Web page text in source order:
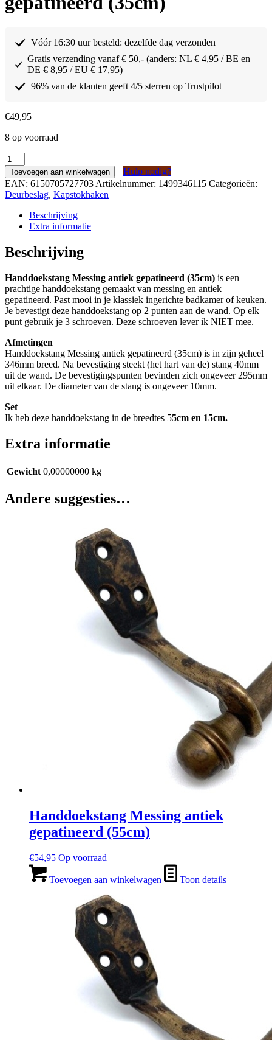
Vóór 16:30 uur besteld: dezelfde dag verzonden
Gratis verzending vanaf € 50,- (anders: NL € 4,95 / BE en
DE € 8,95 / EU € 17,95)
96% van de klanten geeft 4/5 sterren op Trustpilot
€49,95
8 op voorraad
Handdoekstang
Messing
antiek
gepatineerd
(35cm)
aantal
Toevoegen aan winkelwagen
Hulp nodig?
EAN: 6150705727703 Artikelnummer: 1499346115 Categorieën:
Deurbeslag, Kapstokhaken
Beschrijving
Extra informatie
Beschrijving
Handdoekstang Messing antiek gepatineerd (35cm) is een
prachtige handdoekstang gemaakt van messing en antiek
gepatineerd. Past mooi in je klassiek ingerichte badkamer of keuken.
Je bevestigt deze handdoekstang op 2 punten aan de wand. Op elk
punt gebruik je 3 schroeven. Deze schroeven lever ik NIET mee.
Afmetingen
Handdoekstang Messing antiek gepatineerd (35cm) is in zijn geheel
346mm breed. Na bevestiging steekt (het hart van de) stang 40mm
uit de wand. De bevestigingspunten bevinden zich ongeveer 295mm
uit elkaar. De diameter van de stang is ongeveer 10mm.
Set
Ik heb deze handdoekstang in de breedtes 55cm en 15cm.
Extra informatie
Gewicht 0,00000000 kg
Andere suggesties…
Handdoekstang Messing antiek
gepatineerd (55cm)
€54,95 Op voorraad
Toevoegen aan winkelwagen Toon details